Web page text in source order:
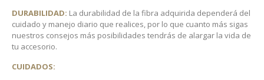
DURABILIDAD: La durabilidad de la fibra adquirida dependerá del
cuidado y manejo diario que realices, por lo que cuanto más sigas
nuestros consejos más posibilidades tendrás de alargar la vida de
tu accesorio.
CUIDADOS: